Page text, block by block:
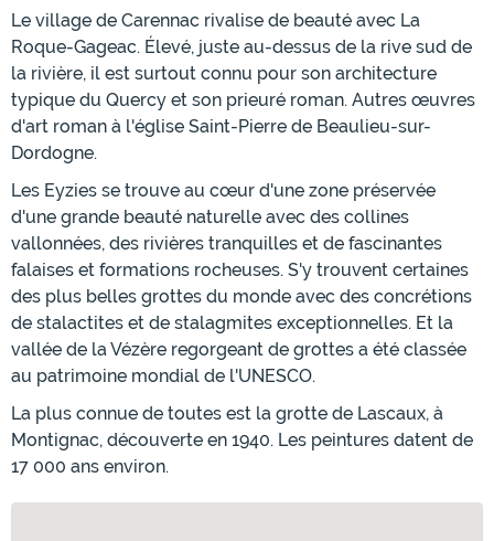
Le village de Carennac rivalise de beauté avec La
Roque-Gageac. Élevé, juste au-dessus de la rive sud de
la rivière, il est surtout connu pour son architecture
typique du Quercy et son prieuré roman. Autres œuvres
d'art roman à l'église Saint-Pierre de Beaulieu-sur-
Dordogne.
Les Eyzies se trouve au cœur d'une zone préservée
d'une grande beauté naturelle avec des collines
vallonnées, des rivières tranquilles et de fascinantes
falaises et formations rocheuses. S'y trouvent certaines
des plus belles grottes du monde avec des concrétions
de stalactites et de stalagmites exceptionnelles. Et la
vallée de la Vézère regorgeant de grottes a été classée
au patrimoine mondial de l'UNESCO.
La plus connue de toutes est la grotte de Lascaux, à
Montignac, découverte en 1940. Les peintures datent de
17 000 ans environ.